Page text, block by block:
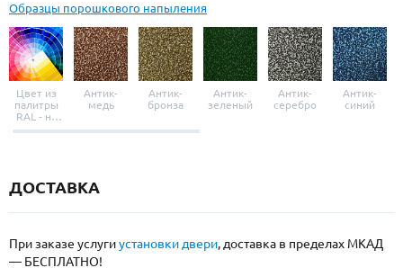
Образцы порошкового напыления
Цвет из
палитры
RAL - на
выбор
Антик-
медь
Антик-
бронза
Антик-
зеленый
Антик-
серебро
Антик-
синий
ДОСТАВКА
При заказе услугиустановки двери, доставка в пределах МКАД
— БЕСПЛАТНО!